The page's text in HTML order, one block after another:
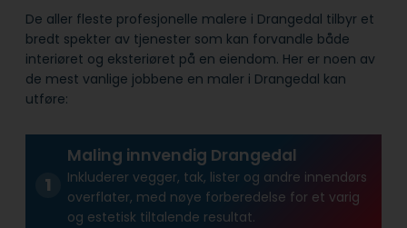
De aller fleste profesjonelle malere i Drangedal tilbyr et
bredt spekter av tjenester som kan forvandle både
interiøret og eksteriøret på en eiendom. Her er noen av
de mest vanlige jobbene en maler i Drangedal kan
utføre:
Maling innvendig Drangedal
Inkluderer vegger, tak, lister og andre innendørs
overflater, med nøye forberedelse for et varig
og estetisk tiltalende resultat.